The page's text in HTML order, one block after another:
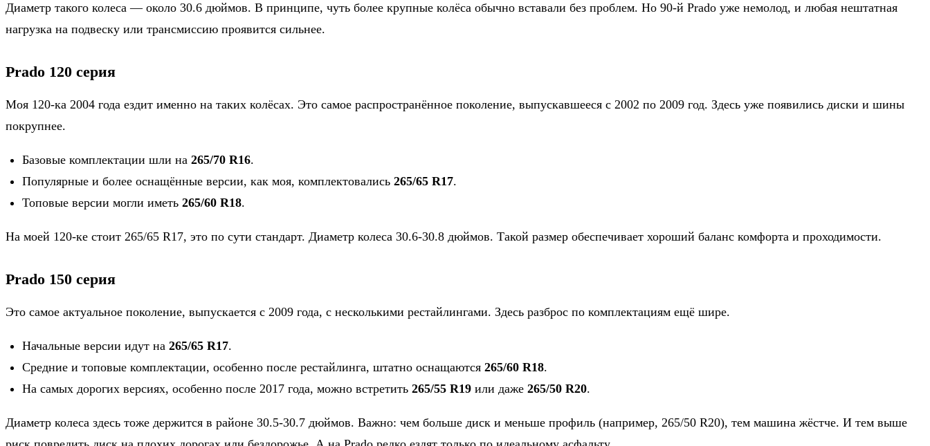
Диаметр такого колеса — около 30.6 дюймов. В принципе, чуть более крупные колёса обычно вставали без проблем. Но 90-й Prado уже немолод, и любая нештатная
нагрузка на подвеску или трансмиссию проявится сильнее.
Prado 120 серия
Моя 120-ка 2004 года ездит именно на таких колёсах. Это самое распространённое поколение, выпускавшееся с 2002 по 2009 год. Здесь уже появились диски и шины
покрупнее.
Базовые комплектации шли на 265/70 R16.
Популярные и более оснащённые версии, как моя, комплектовались 265/65 R17.
Топовые версии могли иметь 265/60 R18.
На моей 120-ке стоит 265/65 R17, это по сути стандарт. Диаметр колеса 30.6-30.8 дюймов. Такой размер обеспечивает хороший баланс комфорта и проходимости.
Prado 150 серия
Это самое актуальное поколение, выпускается с 2009 года, с несколькими рестайлингами. Здесь разброс по комплектациям ещё шире.
Начальные версии идут на 265/65 R17.
Средние и топовые комплектации, особенно после рестайлинга, штатно оснащаются 265/60 R18.
На самых дорогих версиях, особенно после 2017 года, можно встретить 265/55 R19 или даже 265/50 R20.
Диаметр колеса здесь тоже держится в районе 30.5-30.7 дюймов. Важно: чем больше диск и меньше профиль (например, 265/50 R20), тем машина жёстче. И тем выше